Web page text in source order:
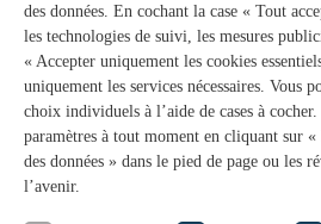
Mortiers de jointoiement
Étanchéités pour joints
Colles d’assemblage
Pose de pierres naturelles
Colles pour revêtements de
Enduits de ragréage muraux
Accessoires
PANDOMO®
des données. En cochant la case « Tout
les technologies de suivi, les mesures
« Accepter uniquement les cookies
uniquement les services nécessaires. Vous
choix individuels à l’aide de cases à
paramètres à tout moment en cliquant sur
des données » dans le pied de page ou les
l’avenir.